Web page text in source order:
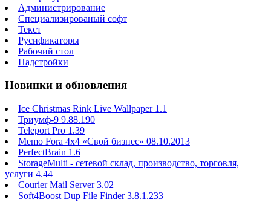
Администрирование
Специализированый софт
Текст
Русификаторы
Рабочий стол
Надстройки
Новинки и обновления
Ice Christmas Rink Live Wallpaper 1.1
Триумф-9 9.88.190
Teleport Pro 1.39
Memo Fora 4x4 «Свой бизнес» 08.10.2013
PerfectBrain 1.6
StorageMulti - сетевой склад, производство, торговля,
услуги 4.44
Courier Mail Server 3.02
Soft4Boost Dup File Finder 3.8.1.233